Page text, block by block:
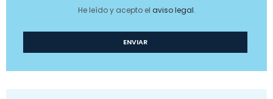
He leído y acepto el aviso legal.